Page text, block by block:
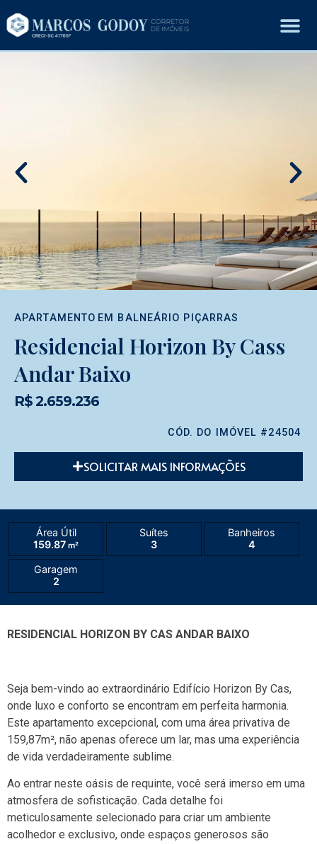
APARTAMENTO EM BALNEÁRIO PIÇARRAS
Residencial Horizon By Cass
Andar Baixo
R$ 2.659.236
CÓD. DO IMÓVEL #24504
SOLICITAR MAIS INFORMAÇÕES
Área Útil
159.87 m²
Suítes
3
Banheiros
4
Garagem
2
RESIDENCIAL HORIZON BY CAS ANDAR BAIXO
Seja bem-vindo ao extraordinário Edifício Horizon By Cas,
onde luxo e conforto se encontram em perfeita harmonia.
Este apartamento excepcional, com uma área privativa de
159,87m², não apenas oferece um lar, mas uma experiência
de vida verdadeiramente sublime.
Ao entrar neste oásis de requinte, você será imerso em uma
atmosfera de sofisticação. Cada detalhe foi
meticulosamente selecionado para criar um ambiente
acolhedor e exclusivo, onde espaços generosos são